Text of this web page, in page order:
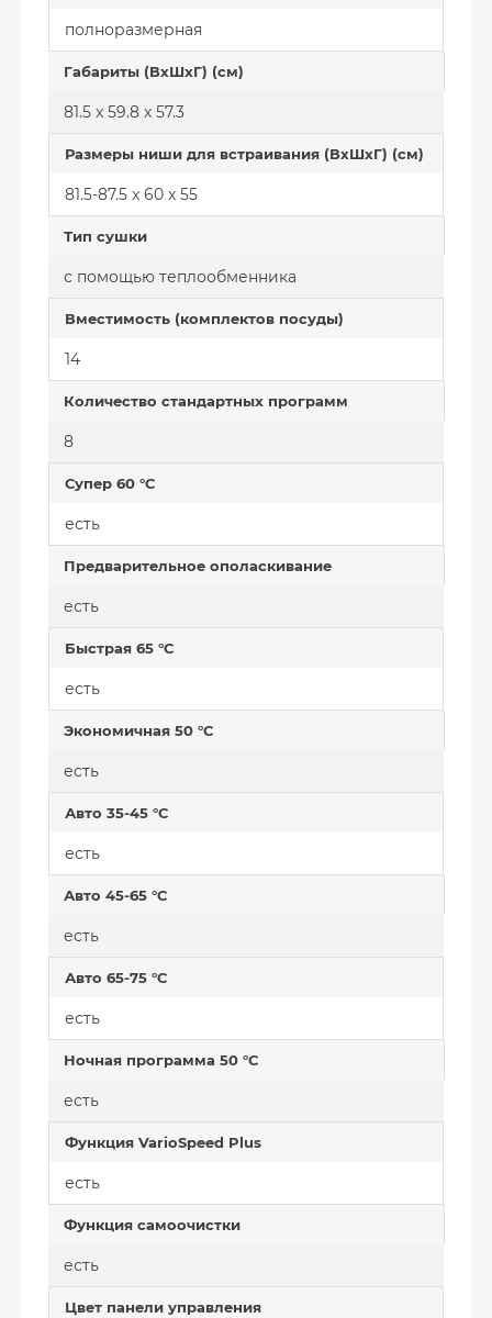
полноразмерная
Габариты (ВхШхГ) (см)
81.5 x 59.8 x 57.3
Размеры ниши для встраивания (ВхШхГ) (см)
81.5-87.5 x 60 x 55
Тип сушки
с помощью теплообменника
Вместимость (комплектов посуды)
14
Количество стандартных программ
8
Супер 60 °C
есть
Предварительное ополаскивание
есть
Быстрая 65 °C
есть
Экономичная 50 °C
есть
Авто 35-45 °C
есть
Авто 45-65 °C
есть
Авто 65-75 °C
есть
Ночная программа 50 °C
есть
Функция VarioSpeed Plus
есть
Функция самоочистки
есть
Цвет панели управления